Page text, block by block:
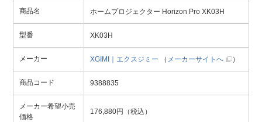
商品名 ホームプロジェクター Horizon Pro XK03H
型番 XK03H
メーカー XGIMI｜エクスジミー （ メーカーサイトへ ）
商品コード 9388835
メーカー希望小売
価格
176,880円（税込）